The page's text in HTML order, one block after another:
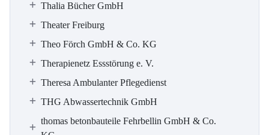
Thalia Bücher GmbH
Theater Freiburg
Theo Förch GmbH & Co. KG
Therapienetz Essstörung e. V.
Theresa Ambulanter Pflegedienst
THG Abwassertechnik GmbH
thomas betonbauteile Fehrbellin GmbH & Co.